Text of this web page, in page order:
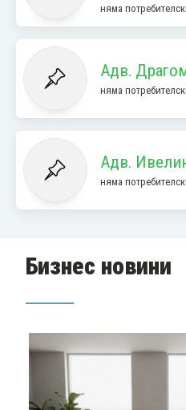
няма
Адв.
няма
Адв.
няма
Бизнес новини